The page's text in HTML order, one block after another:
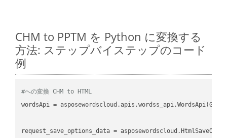
CHM to PPTM を Python に変換する
方法: ステップバイステップのコード
例
#への変換 CHM to HTML
wordsApi =
request_save_options_data =